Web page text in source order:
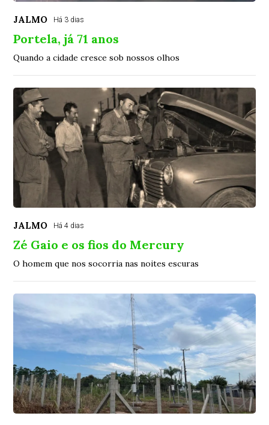
JALMO Há 3 dias
Portela, já 71 anos
Quando a cidade cresce sob nossos olhos
JALMO Há 4 dias
Zé Gaio e os fios do Mercury
O homem que nos socorria nas noites escuras